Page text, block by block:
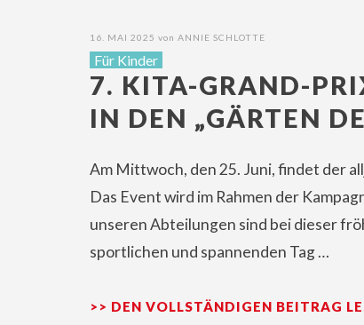
16. MAI 2025 von ANNIE SCHLOTTE
Für Kinder
7. KITA-GRAND-
IN DEN „GÄRTEN
Am Mittwoch, den 25. Juni, findet der
Das Event wird im Rahmen der
unseren Abteilungen sind bei dieser
sportlichen und spannenden Tag …
>> DEN VOLLSTÄNDIGEN BEITRAG